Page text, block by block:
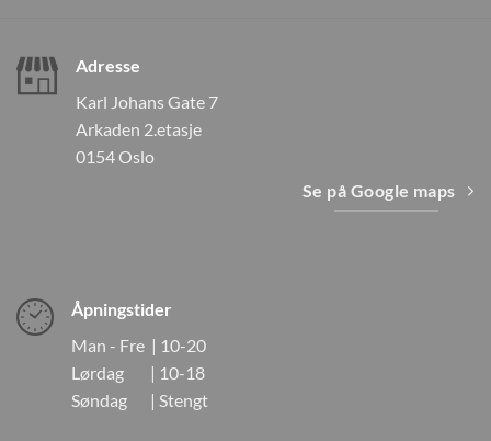
Adresse
Karl Johans Gate 7
Arkaden 2.etasje
0154 Oslo
Se på Google maps
Åpningstider
Man - Fre | 10-20
Lørdag | 10-18
Søndag | Stengt